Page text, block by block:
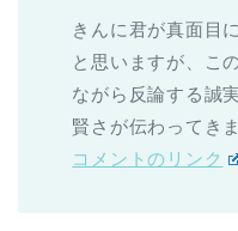
きんに君が真面目
と思いますが、こ
ながら反論する誠
賢さが伝わってきま
コメントのリンク